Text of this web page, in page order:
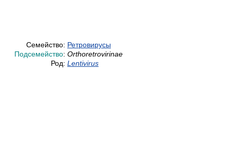
Семейство: Ретровирусы
Подсемейство: Orthoretrovirinae
Род: Lentivirus